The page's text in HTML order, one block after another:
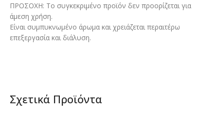
ΠΡΟΣΟΧΗ: Το συγκεκριμένο προϊόν δεν προορίζεται για
άμεση χρήση.
Είναι συμπυκνωμένο άρωμα και χρειάζεται περαιτέρω
επεξεργασία και διάλυση.
Σχετικά Προϊόντα